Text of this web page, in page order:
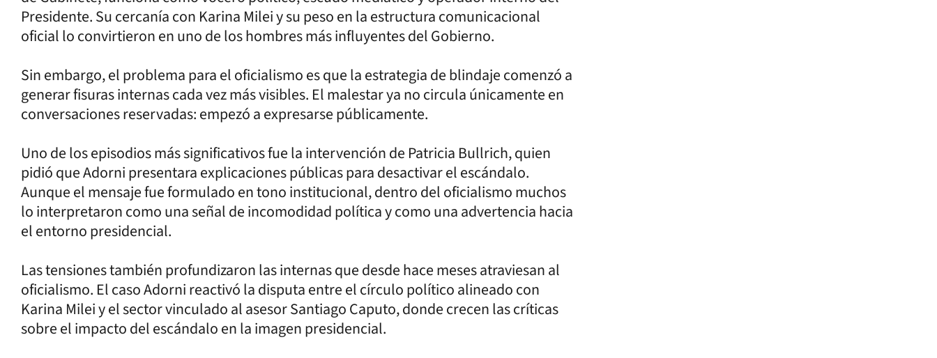
Presidente. Su cercanía con Karina Milei y su peso en la estructura comunicacional
oficial lo convirtieron en uno de los hombres más influyentes del Gobierno.
Sin embargo, el problema para el oficialismo es que la estrategia de blindaje comenzó a
generar fisuras internas cada vez más visibles. El malestar ya no circula únicamente en
conversaciones reservadas: empezó a expresarse públicamente.
Uno de los episodios más significativos fue la intervención de Patricia Bullrich, quien
pidió que Adorni presentara explicaciones públicas para desactivar el escándalo.
Aunque el mensaje fue formulado en tono institucional, dentro del oficialismo muchos
lo interpretaron como una señal de incomodidad política y como una advertencia hacia
el entorno presidencial.
Las tensiones también profundizaron las internas que desde hace meses atraviesan al
oficialismo. El caso Adorni reactivó la disputa entre el círculo político alineado con
Karina Milei y el sector vinculado al asesor Santiago Caputo, donde crecen las críticas
sobre el impacto del escándalo en la imagen presidencial.